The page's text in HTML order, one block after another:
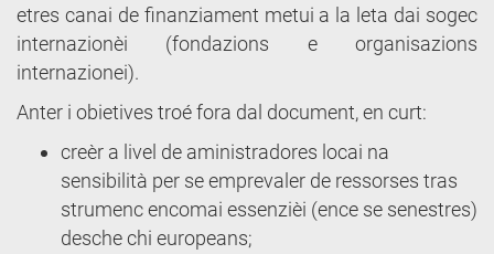
etres canai de finanziament metui a la leta dai sogec
internazionèi (fondazions e organisazions
internazionei).
Anter i obietives troé fora dal document, en curt:
creèr a livel de aministradores locai na
sensibilità per se emprevaler de ressorses tras
strumenc encomai essenzièi (ence se senestres)
desche chi europeans;